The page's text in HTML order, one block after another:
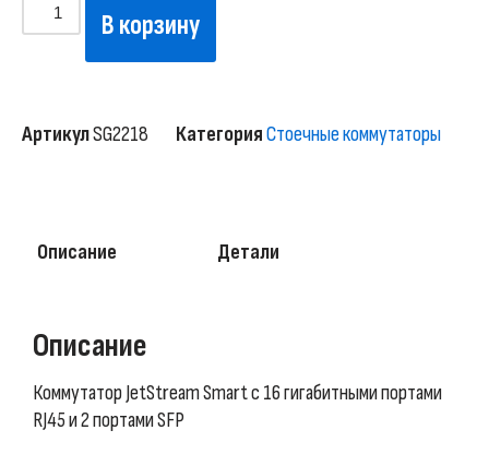
В корзину
АртикулSG2218 КатегорияСтоечные коммутаторы
Описание Детали
Описание
Коммутатор JetStream Smart с 16 гигабитными портами
RJ45 и 2 портами SFP